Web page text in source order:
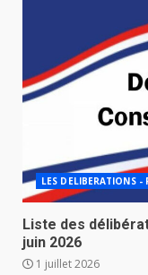
LES DELIBERATIONS -
Liste des
juin 2026
1 juillet 2026